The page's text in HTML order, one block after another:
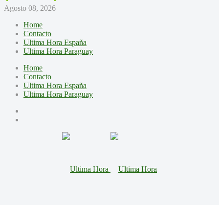
Agosto 08, 2026
Home
Contacto
Ultima Hora España
Ultima Hora Paraguay
Home
Contacto
Ultima Hora España
Ultima Hora Paraguay